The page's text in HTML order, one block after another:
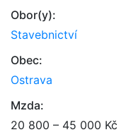
Obor(y):
Stavebnictví
Obec:
Ostrava
Mzda:
20 800 – 45 000 Kč